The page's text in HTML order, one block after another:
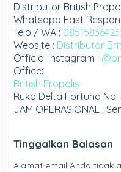
Distributor British
Whatsapp Fast
Telp / WA :
Website : Distributor
Official Instagram :
Office:
British Propolis
Ruko Delta Fortuna
JAM OPERASIONAL :
Tinggalkan Balasan
Alamat email Anda tidak